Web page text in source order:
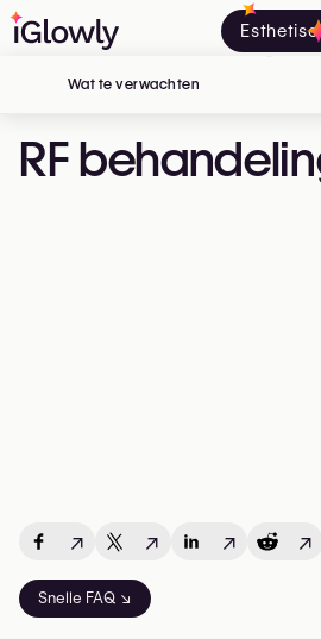
RF
Wat te verwachten
Snelle FAQ ↘
↗ ↗ ↗ ↗